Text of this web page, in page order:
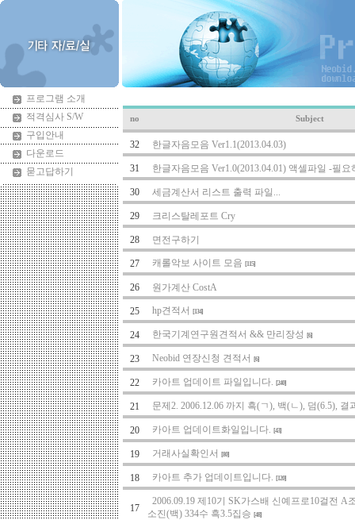
프로그램 소개
적격심사 S/W
구입안내
다운로드
묻고답하기
no Subject
32 한글자음모음 Ver1.1(2013.04.03)
31 한글자음모음 Ver1.0(2013.04.01) 액셀파일 -필
30 세금계산서 리스트 출력 파일...
29 크리스탈레포트 Cry
28 면전구하기
27 캐롤악보 사이트 모음 [115]
26 원가계산 CostA
25 hp견적서 [134]
24 한국기계연구원견적서 && 만리장성 [6]
23 Neobid 연장신청 견적서 [6]
22 카아트 업데이트 파일입니다. [240]
21 문제2. 2006.12.06 까지 흑(ㄱ), 백(ㄴ), 덤(6.5), 결
20 카아트 업데이트화일입니다. [43]
19 거래사실확인서 [80]
18 카아트 추가 업데이트입니다. [120]
17
2006.09.19 제10기 SK가스배 신예프로10걸전 A
소진(백) 334수 흑3.5집승 [48]